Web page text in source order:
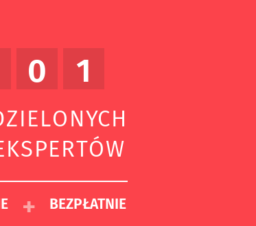
0 1
+ BEZPŁATNIE